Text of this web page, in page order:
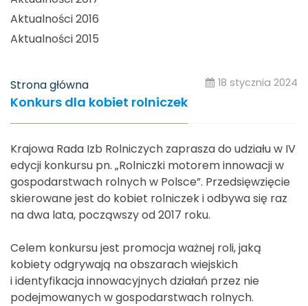
Aktualności 2016
Aktualności 2015
Strona główna 18 stycznia 2024
Konkurs dla kobiet rolniczek
Krajowa Rada Izb Rolniczych zaprasza do udziału w IV
edycji konkursu pn. „Rolniczki motorem innowacji w
gospodarstwach rolnych w Polsce”. Przedsięwzięcie
skierowane jest do kobiet rolniczek i odbywa się raz
na dwa lata, począwszy od 2017 roku.
Celem konkursu jest promocja ważnej roli, jaką
kobiety odgrywają na obszarach wiejskich
i identyfikacja innowacyjnych działań przez nie
podejmowanych w gospodarstwach rolnych.